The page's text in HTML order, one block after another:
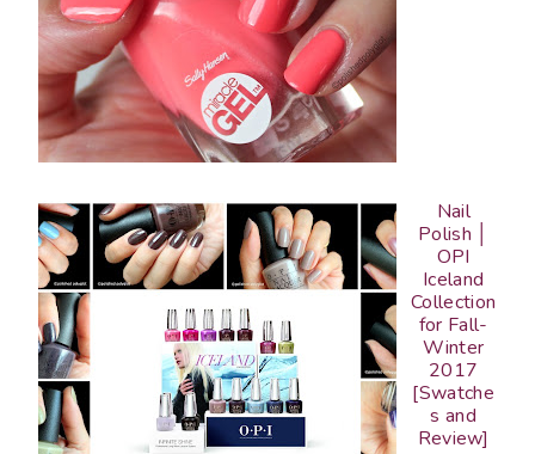
Nail
Polish │
OPI
Iceland
Collection
for Fall-
Winter
2017
[Swatche
s and
Review]